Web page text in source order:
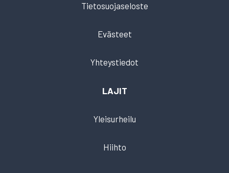
Tietosuojaseloste
Evästeet
Yhteystiedot
LAJIT
Yleisurheilu
Hiihto